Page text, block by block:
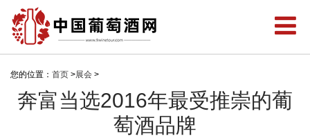
您的位置： 首页 >展会 >
奔富当选2016年最受推崇的葡
萄酒品牌